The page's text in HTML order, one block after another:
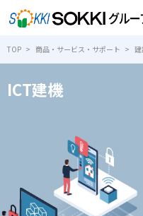
TOP 商品・サービス・サポート
ICT建機